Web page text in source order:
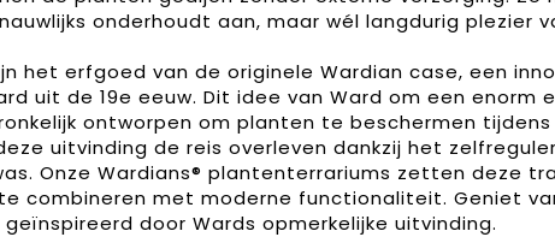
onderhoudt aan, maar wél langdurig plezier
het erfgoed van de originele Wardian case, een
uit de 19e eeuw. Dit idee van Ward om een enorm
ontworpen om planten te beschermen tijdens
uitvinding de reis overleven dankzij het
Onze Wardians® plantenterrariums zetten deze
combineren met moderne functionaliteit. Geniet
door Wards opmerkelijke uitvinding.